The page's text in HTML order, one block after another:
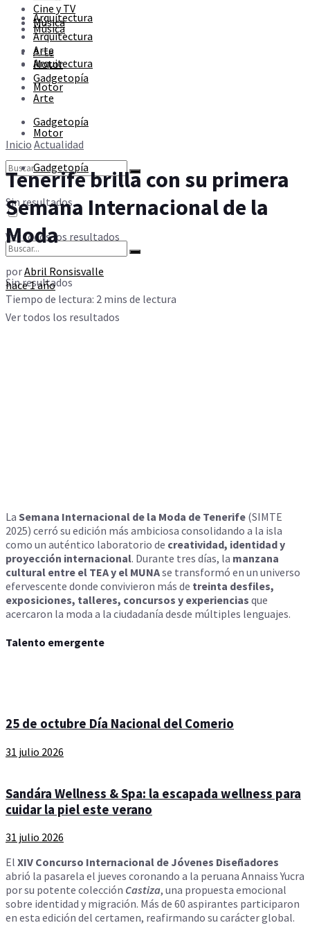
Arquitectura
Arte
Motor
Gadgetopía
Sin resultados
Ver todos los resultados
Música
Arquitectura
Arte
Motor
Gadgetopía
Sin resultados
Ver todos los resultados
Sin resultados
Ver todos los resultados
Cine y TV
Música
Arquitectura
Arte
Motor
Gadgetopía
Inicio Actualidad
Tenerife brilla con su primera
Semana Internacional de la
Moda
porAbril Ronsisvalle
hace 1 año
Tiempo de lectura: 2 mins de lectura
La Semana Internacional de la Moda de Tenerife (SIMTE
2025) cerró su edición más ambiciosa consolidando a la isla
como un auténtico laboratorio de creatividad, identidad y
proyección internacional. Durante tres días, la manzana
cultural entre el TEA y el MUNAse transformó en un universo
efervescente donde convivieron más de treinta desfiles,
exposiciones, talleres, concursos y experiencias que
acercaron la moda a la ciudadanía desde múltiples lenguajes.
Talento emergente
25 de octubre Día Nacional del Comerio
31 julio 2026
Sandára Wellness & Spa: la escapada wellness para
cuidar la piel este verano
31 julio 2026
El XIV Concurso Internacional de Jóvenes Diseñadores
abrió la pasarela el jueves coronando a la peruana Annaiss Yucra
por su potente colección Castiza, una propuesta emocional
sobre identidad y migración. Más de 60 aspirantes participaron
en esta edición del certamen, reafirmando su carácter global.